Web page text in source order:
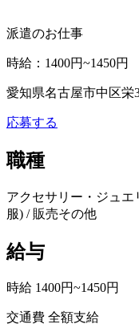
派遣のお仕事
時給 ： 1400円~1450円
愛知県名古屋市中区栄
応募する
職種
アクセサリー・ジュエ
服) / 販売その他
給与
時給 1400円~1450円
交通費 全額支給